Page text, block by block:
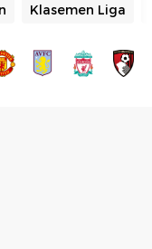
Klasemen Liga